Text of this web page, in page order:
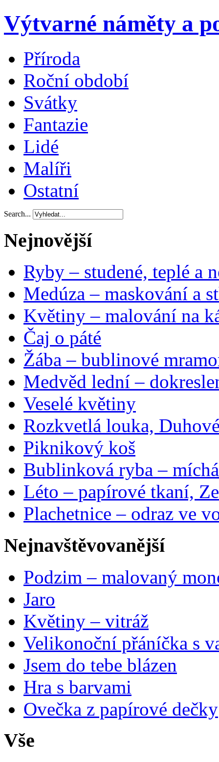
Výtvarné náměty a
Příroda
Roční období
Svátky
Fantazie
Lidé
Malíři
Ostatní
Search...
Nejnovější
Ryby – studené, teplé a
Medúza – maskování a
Květiny – malování na
Čaj o páté
Žába – bublinové
Medvěd lední –
Veselé květiny
Rozkvetlá louka,
Piknikový koš
Bublinková ryba –
Léto – papírové tkaní,
Plachetnice – odraz ve
Nejnavštěvovanější
Podzim – malovaný
Jaro
Květiny – vitráž
Velikonoční přáníčka s
Jsem do tebe blázen
Hra s barvami
Ovečka z papírové dečky
Vše